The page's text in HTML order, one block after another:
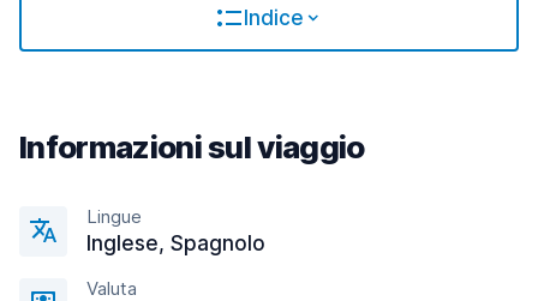
Indice
Informazioni sul viaggio
Lingue
Inglese, Spagnolo
Valuta